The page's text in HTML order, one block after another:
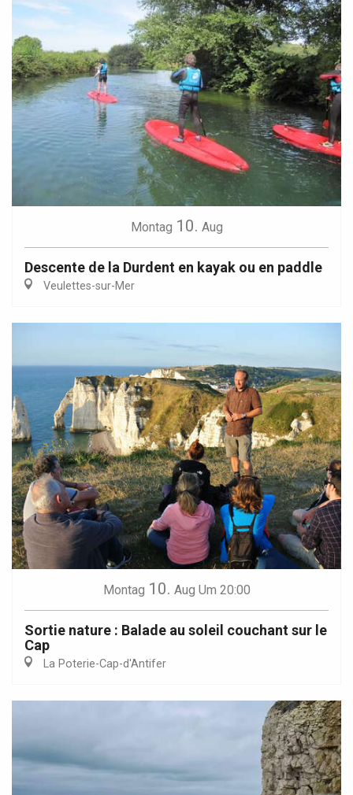
Montag 10. Aug
Descente de la Durdent en kayak ou en paddle
Veulettes-sur-Mer
Montag 10. Aug Um 20:00
Sortie nature : Balade au soleil couchant sur le
Cap
La Poterie-Cap-d'Antifer